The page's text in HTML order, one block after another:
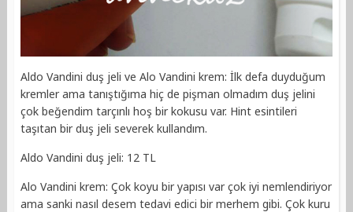
Aldo Vandini duş jeli ve Alo Vandini krem: İlk defa duyduğum
kremler ama tanıştığıma hiç de pişman olmadım duş jelini
çok beğendim tarçınlı hoş bir kokusu var. Hint esintileri
taşıtan bir duş jeli severek kullandım.
Aldo Vandini duş jeli: 12 TL
Alo Vandini krem: Çok koyu bir yapısı var çok iyi nemlendiriyor
ama sanki nasıl desem tedavi edici bir merhem gibi. Çok kuru